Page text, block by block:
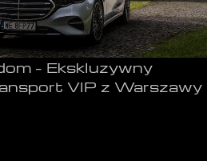
– Ekskluzywny
VIP z Warszawy